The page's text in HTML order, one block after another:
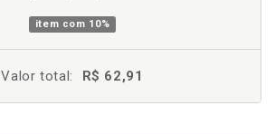
item com 10%
Valor total: R$ 62,91